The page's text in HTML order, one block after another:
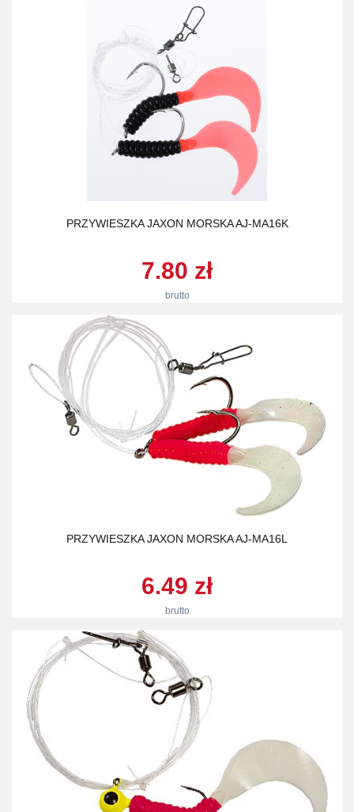
PRZYWIESZKA JAXON MORSKA AJ-MA16K
7.80 zł
brutto
PRZYWIESZKA JAXON MORSKA AJ-MA16L
6.49 zł
brutto